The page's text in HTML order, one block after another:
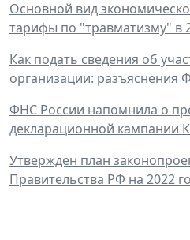
Основной вид
тарифы по "травматизму" в
Как подать сведения об
организации: разъяснения
ФНС России напомнила о
декларационной кампании
Утвержден план
Правительства РФ на 2022